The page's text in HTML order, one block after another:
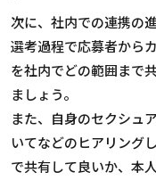
次に、社内での連携の
選考過程で応募者から
を社内でどの範囲まで
ましょう。
また、自身のセクシュ
いてなどのヒアリング
で共有して良いか、本